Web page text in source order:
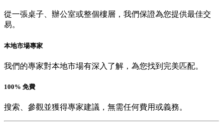
從一張桌子、辦公室或整個樓層，我們保證為您提供最佳交
易。
本地市場專家
我們的專家對本地市場有深入了解，為您找到完美匹配。
100% 免費
搜索、參觀並獲得專家建議，無需任何費用或義務。